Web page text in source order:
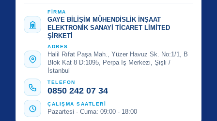
FİRMA
GAYE BİLİŞİM MÜHENDİSLİK İNŞAAT
ELEKTRONİK SANAYİ TİCARET LİMİTED
ŞİRKETİ
ADRES
Halil Rıfat Paşa Mah., Yüzer Havuz Sk. No:1/1, B
Blok Kat 8 D:1095, Perpa İş Merkezi, Şişli /
İstanbul
TELEFON
0850 242 07 34
ÇALIŞMA SAATLERİ
Pazartesi - Cuma: 09:00 - 18:00